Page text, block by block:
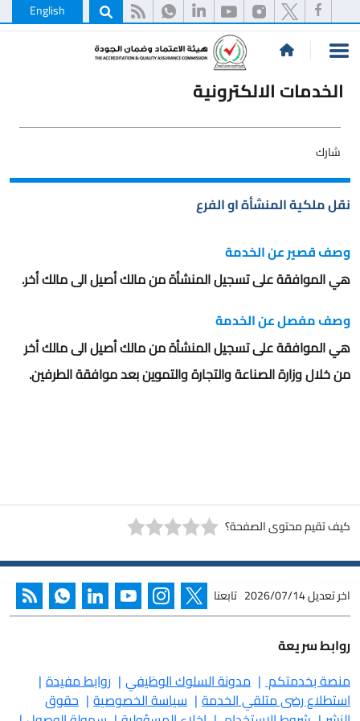
English
الخدمات الالكترونية
شارك
نقل ملكية المنشأة او الفرع
وصف قصير عن الخدمة
هي الموافقة على تسجيل المنشأة من مالك أصيل الى مالك أخر.
وصف مفصل عن الخدمة
هي الموافقة على تسجيل المنشأة من مالك أصيل الى مالك أخر
من خلال وزارة الصناعة والتجارة والتموين بعد موافقة الطرفين.
كيف تقيم محتوى الصفحة؟
اخر تعديل2026/07/14 تابعنا
روابط سريعة
منصة بخدمتكم مدونة السلوك الوظيفي
روابط مفيدة
استطلاع رضى متلقي الخدمة سياسة الخصوصية حقوق